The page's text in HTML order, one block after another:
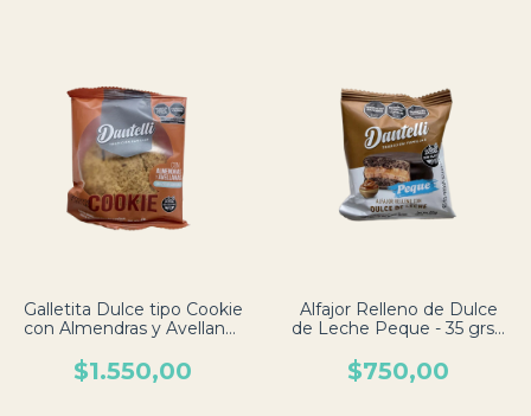
Galletita Dulce tipo Cookie
con Almendras y Avellanas
$1.550,00
Alfajor Relleno de Dulce
de Leche Peque - 35 grs -
$750,00